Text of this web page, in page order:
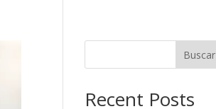
Buscar
Recent Posts